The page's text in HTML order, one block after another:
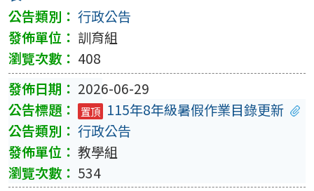
行政公告
訓育組
408
2026-06-29
置頂 115年8年級暑假作業目錄更新
行政公告
教學組
534